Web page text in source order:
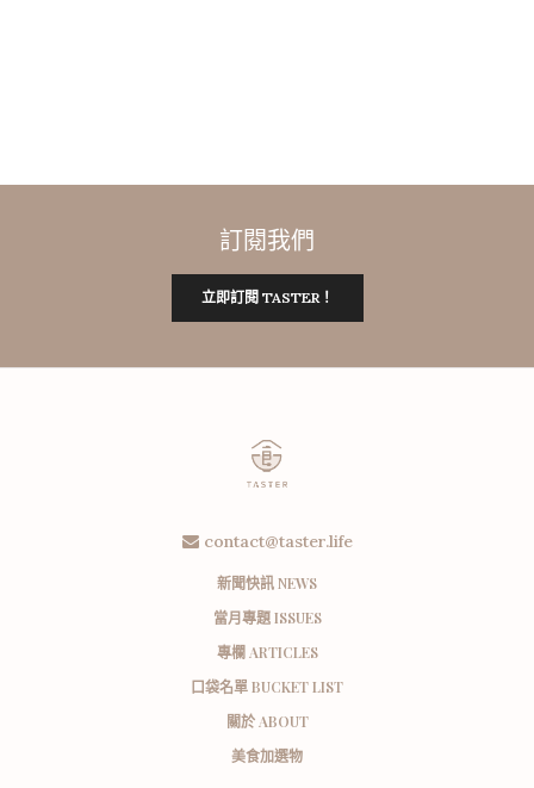
訂閱我們
立即訂閱 TASTER！
contact@taster.life
新聞快訊 NEWS
當月專題 ISSUES
專欄 ARTICLES
口袋名單 BUCKET LIST
關於 ABOUT
美食加選物